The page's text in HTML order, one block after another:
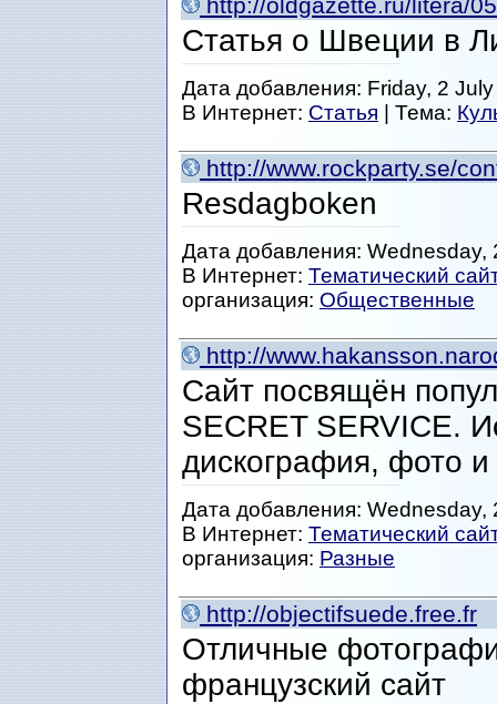
http://oldgazette.ru/litera/
Статья о Швеции в
Дата добавления: Friday, 2
В Интернет: Статья | Тема:
http://www.rockparty.se/
Resdagboken
Дата добавления:
В Интернет: Тематический
организация: Общественные
http://
Сайт посвящён
SECRET SERVICE.
дискография, фото и
Дата добавления:
В Интернет: Тематический
организация: Разные
http://objectifsuede.free.fr
Отличные
французский сайт